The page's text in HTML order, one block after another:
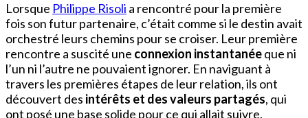
Lorsque Philippe Risoli a rencontré pour la première
fois son futur partenaire, c’était comme si le destin avait
orchestré leurs chemins pour se croiser. Leur première
rencontre a suscité une connexion instantanéeque ni
l’un ni l’autre ne pouvaient ignorer. En naviguant à
travers les premières étapes de leur relation, ils ont
découvert des intérêts et des valeurs partagés, qui
ont posé une base solide pour ce qui allait suivre.